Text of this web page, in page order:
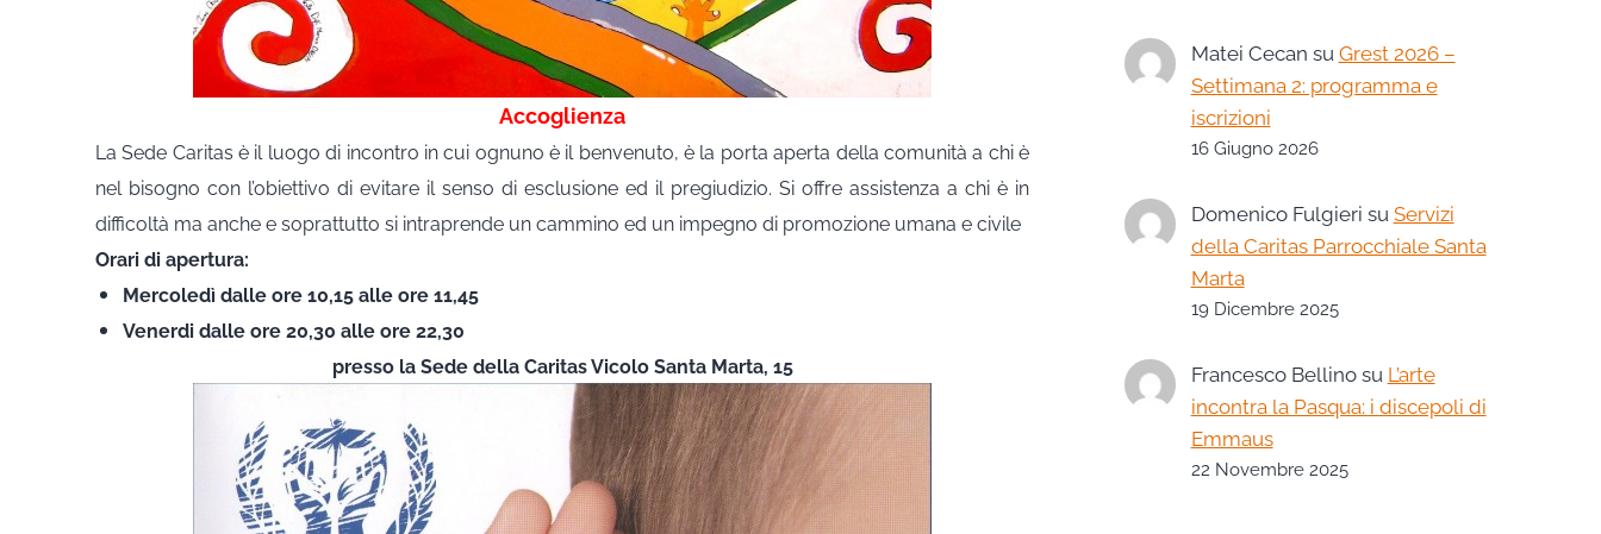
Accoglienza
La Sede Caritas è il luogo di incontro in cui ognuno è il benvenuto, è la porta aperta della comunità a chi è
nel bisogno con l’obiettivo di evitare il senso di esclusione ed il pregiudizio. Si offre assistenza a chi è in
difficoltà ma anche e soprattutto si intraprende un cammino ed un impegno di promozione umana e civile
Orari di apertura:
Mercoledì dalle ore 10,15 alle ore 11,45
Venerdi dalle ore 20,30 alle ore 22,30
presso la Sede della Caritas Vicolo Santa Marta, 15
Matei Cecan su Grest 2026 –
Settimana 2: programma e
iscrizioni
16 Giugno 2026
Domenico Fulgieri su Servizi
della Caritas Parrocchiale Santa
Marta
19 Dicembre 2025
Francesco Bellinosu L’arte
incontra la Pasqua: i discepoli di
Emmaus
22 Novembre 2025